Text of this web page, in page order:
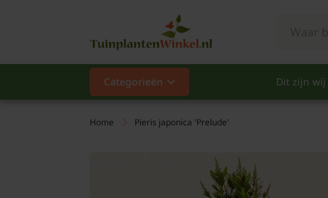
Categorieën Dit zijn wij
Categorieën
Populair
Home Pieris japonica 'Prelude'